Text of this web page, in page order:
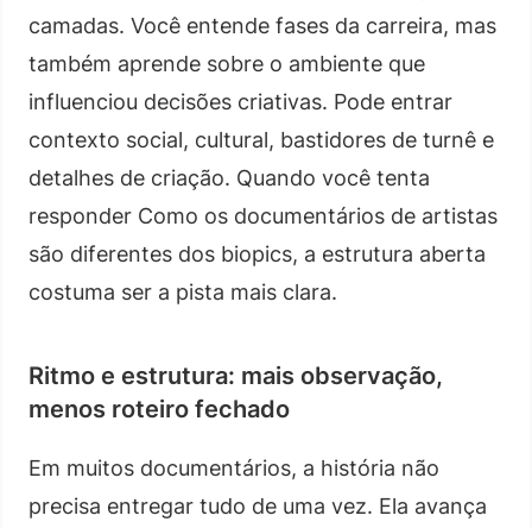
camadas. Você entende fases da carreira, mas
também aprende sobre o ambiente que
influenciou decisões criativas. Pode entrar
contexto social, cultural, bastidores de turnê e
detalhes de criação. Quando você tenta
responder Como os documentários de artistas
são diferentes dos biopics, a estrutura aberta
costuma ser a pista mais clara.
Ritmo e estrutura: mais observação,
menos roteiro fechado
Em muitos documentários, a história não
precisa entregar tudo de uma vez. Ela avança